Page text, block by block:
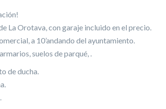
La Orotava, con garaje incluido en el precio.
a 10’andando del ayuntamiento.
suelos de parqué, .
de ducha.